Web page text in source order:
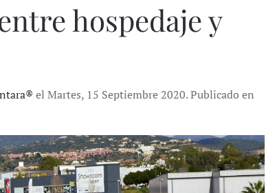
hospedaje y
el Martes, 15 Septiembre 2020. Publicado en